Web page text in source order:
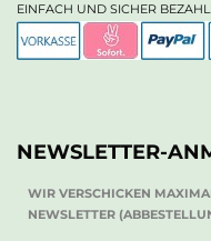
EINFACH UND SICHER
NEWSLETTER-
WIR VERSCHICKEN
NEWSLETTER